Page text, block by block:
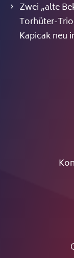
Zwei „alte
Torhüter-
Kapicak neu